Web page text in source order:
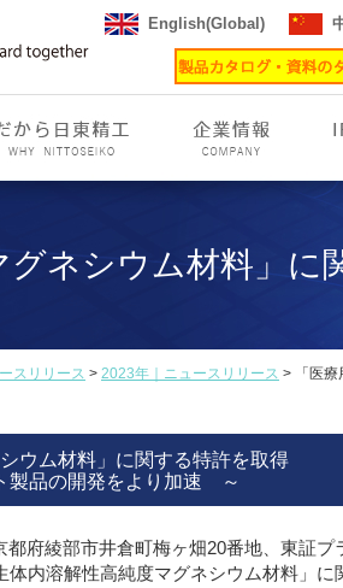
English(Global)
グネシウム材料」に
スリリース > 2023年｜ニュースリリース > 「医療
ウム材料」に関する特許を取得
製品の開発をより加速 ～
府綾部市井倉町梅ヶ畑20番地、東証プ
内溶解性高純度マグネシウム材料」に